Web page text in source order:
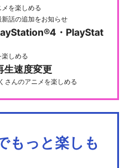
を楽しめる
新話の追加をお知らせ
・PlayStat
しめる
生速度変更
さんのアニメを楽しめる
もっと楽しも